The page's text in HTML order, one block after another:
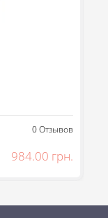
0Отзывов
984.00 грн.